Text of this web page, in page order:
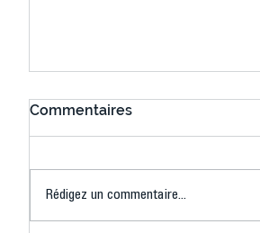
Commentaires
Rédigez un commentaire...